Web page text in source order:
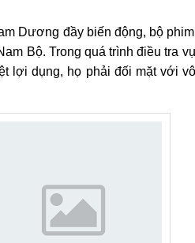
Dương đầy biến động, bộ
Bộ. Trong quá trình điều tra
lợi dụng, họ phải đối mặt với